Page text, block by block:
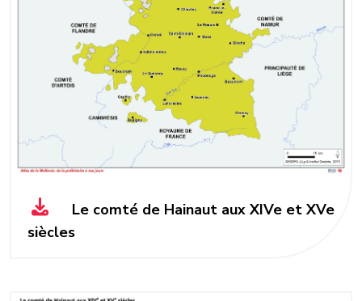
Le comté de Hainaut aux XIVe et XVe
siècles